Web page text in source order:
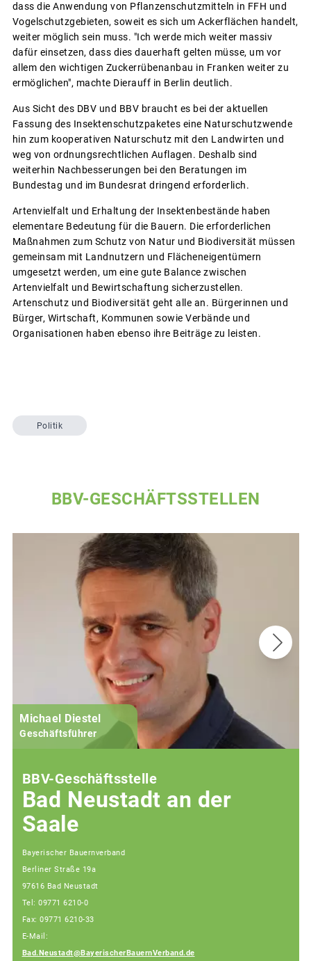
dass die Anwendung von Pflanzenschutzmitteln in FFH und
Vogelschutzgebieten, soweit es sich um Ackerflächen handelt,
weiter möglich sein muss. "Ich werde mich weiter massiv
dafür einsetzen, dass dies dauerhaft gelten müsse, um vor
allem den wichtigen Zuckerrübenanbau in Franken weiter zu
ermöglichen", machte Dierauff in Berlin deutlich.
Aus Sicht des DBV und BBV braucht es bei der aktuellen
Fassung des Insektenschutzpaketes eine Naturschutzwende
hin zum kooperativen Naturschutz mit den Landwirten und
weg von ordnungsrechtlichen Auflagen. Deshalb sind
weiterhin Nachbesserungen bei den Beratungen im
Bundestag und im Bundesrat dringend erforderlich.
Artenvielfalt und Erhaltung der Insektenbestände haben
elementare Bedeutung für die Bauern. Die erforderlichen
Maßnahmen zum Schutz von Natur und Biodiversität müssen
gemeinsam mit Landnutzern und Flächeneigentümern
umgesetzt werden, um eine gute Balance zwischen
Artenvielfalt und Bewirtschaftung sicherzustellen.
Artenschutz und Biodiversität geht alle an. Bürgerinnen und
Bürger, Wirtschaft, Kommunen sowie Verbände und
Organisationen haben ebenso ihre Beiträge zu leisten.
Politik
BBV-GESCHÄFTSSTELLEN
Michael Diestel
Geschäftsführer
BBV-Geschäftsstelle
Bad Neustadt an der
Saale
Bayerischer Bauernverband
Berliner Straße 19a
97616 Bad Neustadt
Tel: 09771 6210-0
Fax: 09771 6210-33
E-Mail:
Bad.Neustadt@BayerischerBauernVerband.de